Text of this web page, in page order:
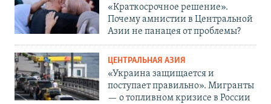
«Краткосрочное решение».
Почему амнистии в Центральной
Азии не панацея от проблемы?
ЦЕНТРАЛЬНАЯ АЗИЯ
«Украина защищается и
поступает правильно». Мигранты
— о топливном кризисе в России